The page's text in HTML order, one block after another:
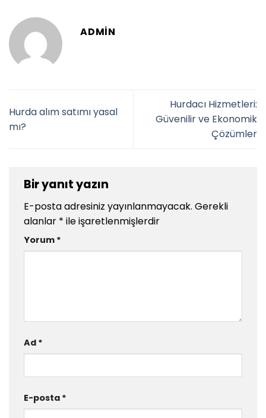
ADMIN
Hurda alım satımı yasal
mı?
Hurdacı Hizmetleri:
Güvenilir ve Ekonomik
Çözümler
Bir yanıt yazın
E-posta adresiniz yayınlanmayacak. Gerekli
alanlar * ile işaretlenmişlerdir
Yorum *
Ad *
E-posta *